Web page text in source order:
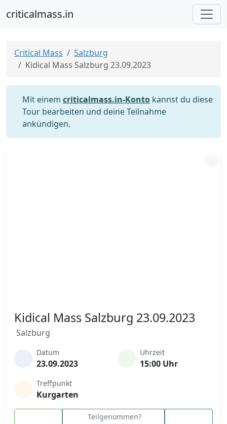
criticalmass.in
Critical Mass
Salzburg
Kidical Mass Salzburg 23.09.2023
Mit einem criticalmass.in-Konto kannst du diese
Tour bearbeiten und deine Teilnahme
ankündigen.
Kidical Mass Salzburg 23.09.2023
Salzburg
Datum
23.09.2023
Uhrzeit
15:00 Uhr
Treffpunkt
Kurgarten
Teilgenommen?